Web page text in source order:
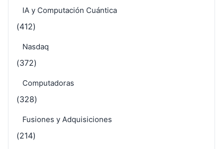
IA y Computación Cuántica
(412)
Nasdaq
(372)
Computadoras
(328)
Fusiones y Adquisiciones
(214)